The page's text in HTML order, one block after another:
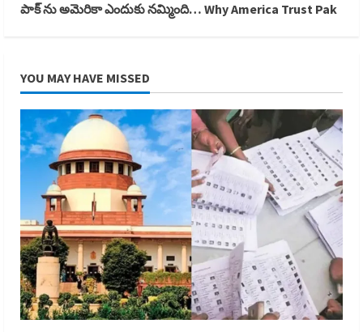
పాక్ ను అమెరికా ఎందుకు నమ్మింది… Why America Trust Pak
YOU MAY HAVE MISSED